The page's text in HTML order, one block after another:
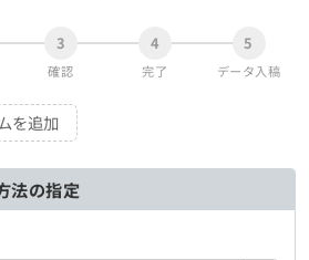
3
確認
4
完了
5
データ入稿
を追加
法の指定